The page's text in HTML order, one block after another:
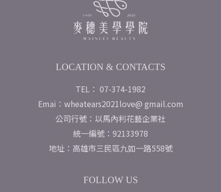
LOCATION & CONTACTS
TEL： 07-374-1982
Emai：wheatears2021love@ gmail.com
公司行號：以馬內利花藝企業社
統一編號：92133978
地址：高雄市三民區九如一路558號
FOLLOW US